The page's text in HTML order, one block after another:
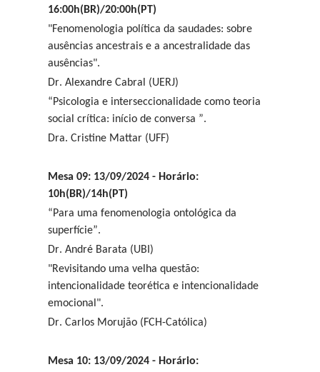
16:00h(BR)/20:00h(PT)
"Fenomenologia política da saudades: sobre
ausências ancestrais e a ancestralidade das
ausências".
Dr. Alexandre Cabral (UERJ)
“Psicologia e interseccionalidade como teoria
social crítica: início de conversa ”.
Dra. Cristine Mattar (UFF)
Mesa 09: 13/09/2024 - Horário:
10h(BR)/14h(PT)
“Para uma fenomenologia ontológica da
superfície”.
Dr. André Barata (UBI)
"Revisitando uma velha questão:
intencionalidade teorética e intencionalidade
emocional".
Dr. Carlos Morujão (FCH-Católica)
Mesa 10: 13/09/2024 - Horário: